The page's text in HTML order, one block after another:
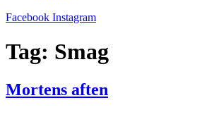
Facebook Instagram
Tag: Smag
Mortens aften